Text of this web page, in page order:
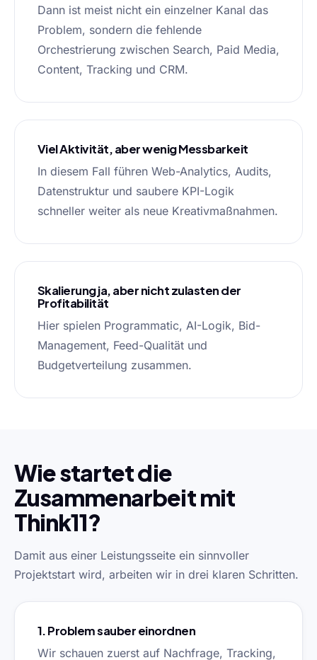
Dann ist meist nicht ein einzelner Kanal das
Problem, sondern die fehlende
Orchestrierung zwischen Search, Paid Media,
Content, Tracking und CRM.
Viel Aktivität, aber wenig Messbarkeit
In diesem Fall führen Web-Analytics, Audits,
Datenstruktur und saubere KPI-Logik
schneller weiter als neue Kreativmaßnahmen.
Skalierung ja, aber nicht zulasten der
Profitabilität
Hier spielen Programmatic, AI-Logik, Bid-
Management, Feed-Qualität und
Budgetverteilung zusammen.
Wie startet die
Zusammenarbeit mit
Think11?
Damit aus einer Leistungsseite ein sinnvoller
Projektstart wird, arbeiten wir in drei klaren Schritten.
1. Problem sauber einordnen
Wir schauen zuerst auf Nachfrage, Tracking,